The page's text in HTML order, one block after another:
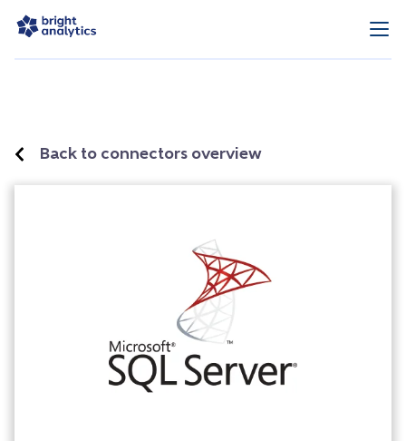
Back to connectors overview